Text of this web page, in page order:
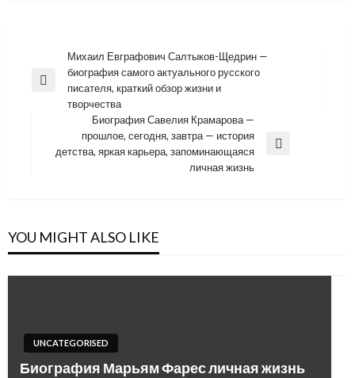
Навигация
по
записям
Previous
Михаил Евграфович Салтыков-Щедрин —
биография самого актуального русского
писателя, краткий обзор жизни и
творчества
Next
Биография Савелия Крамарова —
прошлое, сегодня, завтра — история
детства, яркая карьера, запоминающаяся
личная жизнь
YOU MIGHT ALSO LIKE
UNCATEGORISED
Биография Марьям Фарес личная жизнь